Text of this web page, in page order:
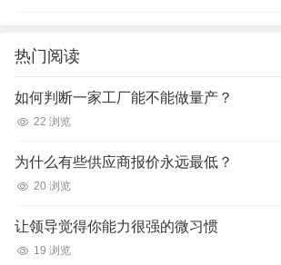
热门阅读
如何判断一家工厂能不能做量产？
22 浏览
为什么有些供应商报价永远最低？
20 浏览
让领导觉得你能力很强的微习惯
19 浏览